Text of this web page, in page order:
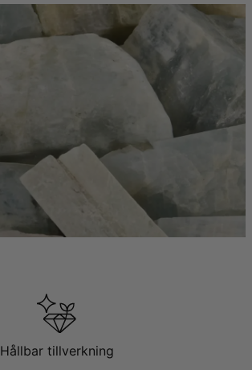
Hållbar tillverkning